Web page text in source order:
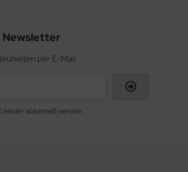
Newsletter
per E-Mail
abbestellt werden.